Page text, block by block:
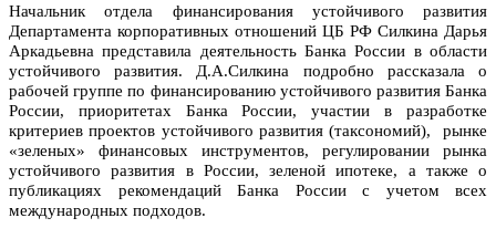
Начальник отдела финансирования устойчивого развития
Департамента корпоративных отношений ЦБ РФ Силкина Дарья
Аркадьевна представила деятельность Банка России в области
устойчивого развития. Д.А.Силкина подробно рассказала о
рабочей группе по финансированию устойчивого развития Банка
России, приоритетах Банка России, участии в разработке
критериев проектов устойчивого развития (таксономий), рынке
«зеленых» финансовых инструментов, регулировании рынка
устойчивого развития в России, зеленой ипотеке, а также о
публикациях рекомендаций Банка России с учетом всех
международных подходов.